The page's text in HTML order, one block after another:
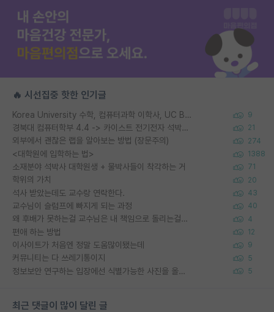
🔥 시선집중 핫한 인기글
Korea University 수학, 컴퓨터과학 이학사, UC Berkeley 산업공학 대학원 공학박사가 되는 것은 쉽지 않겠죠? 9
경북대 컴퓨터학부 4.4 -> 카이스트 전기전자 석박사통합과정 합격 21
외부에서 괜찮은 랩을 알아보는 방법 (장문주의) 274
<대학원에 입학하는 법> 1388
소재분야 석박사 대학원생 + 물박사들이 착각하는 거 71
학위의 가치 20
석사 받았는데도 교수랑 연락한다. 43
교수님이 슬럼프에 빠지게 되는 과정 40
왜 후배가 못하는걸 교수님은 내 책임으로 돌리는걸까요? 4
편애 하는 방법 12
이사이트가 처음엔 정말 도움많이됐는데 9
커뮤니티는 다 쓰레기통이지 5
정보보안 연구하는 입장에선 식별가능한 사진을 올리는건 비추이긴함 5
최근 댓글이 많이 달린 글